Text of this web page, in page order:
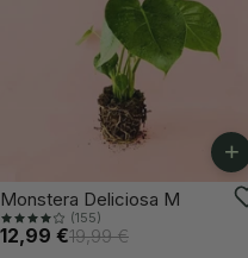
-35%
+
Monstera Deliciosa M
(155)
12,99 €19,99 €